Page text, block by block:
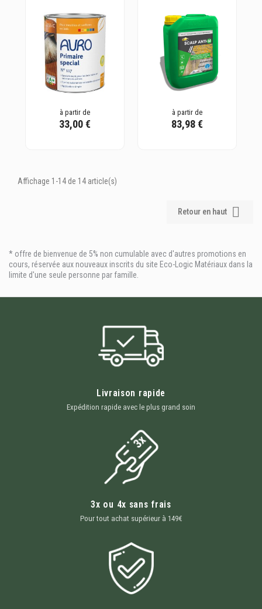
à partir de
33,00 €
à partir de
83,98 €
Affichage 1-14 de 14 article(s)
Retour en haut 
* offre de bienvenue de 5% non cumulable avec d'autres promotions en
cours, réservée aux nouveaux inscrits du site Eco-Logic Matériaux dans la
limite d'une seule personne par famille.
Livraison rapide
Expédition rapide avec le plus grand soin
3x ou 4x sans frais
Pour tout achat supérieur à 149€